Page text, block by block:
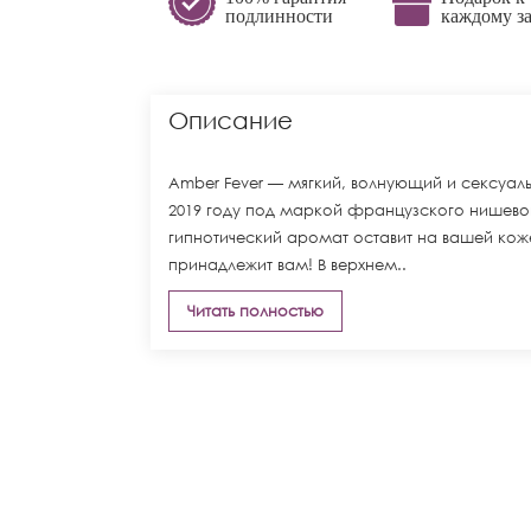
подлинности
каждому
Описание
Amber Fever — мягкий, волнующий и
2019 году под маркой французского
гипнотический аромат оставит на вашей
принадлежит вам! В верхнем..
Читать полностью